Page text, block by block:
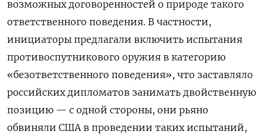
возможных договоренностей о природе такого
ответственного поведения. В частности,
инициаторы предлагали включить испытания
противоспутникового оружия в категорию
«безответственного поведения», что заставляло
российских дипломатов занимать двойственную
позицию — с одной стороны, они рьяно
обвиняли США в проведении таких испытаний,